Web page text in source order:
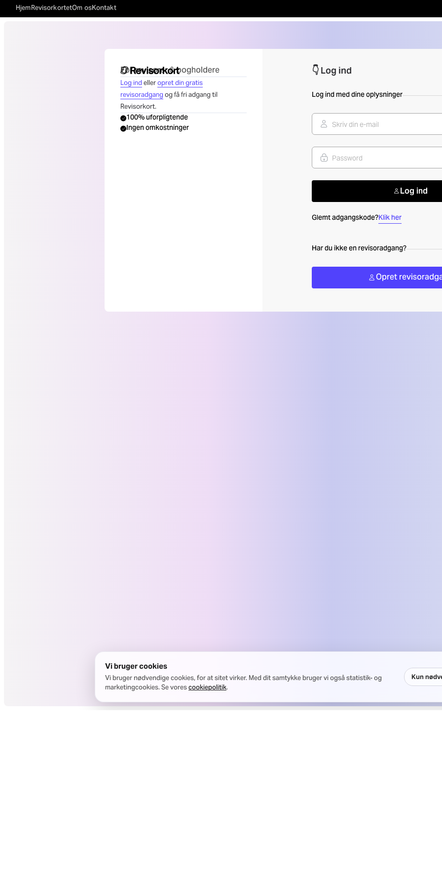
HjemRevisorkortetOm osKontakt
For revisorer & bogholdere
Log ind elleropret din gratis
revisoradgang og få fri adgang til
Revisorkort.
100% uforpligtende
Ingen omkostninger
👇 Log ind
Log ind med dine oplysninger
Log ind
Glemt adgangskode?Klik her
Har du ikke en revisoradgang?
Opret
Vi bruger cookies
Vi bruger nødvendige cookies, for at sitet virker. Med dit samtykke bruger vi også statistik- og
marketingcookies. Se vorescookiepolitik.
Kun